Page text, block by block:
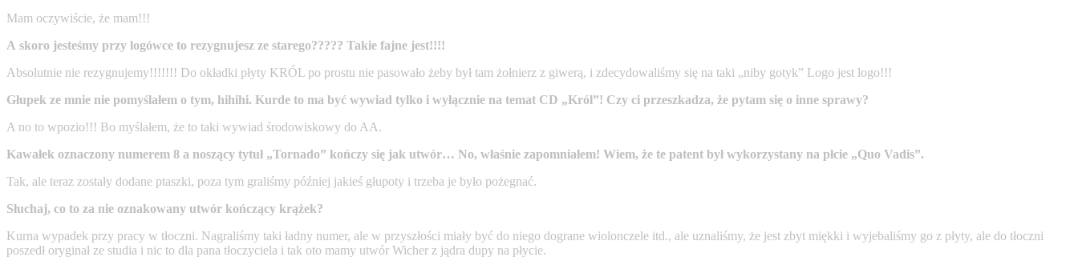
Mam oczywiście, że mam!!!
A skoro jesteśmy przy logówce to rezygnujesz ze starego????? Takie fajne jest!!!!
Absolutnie nie rezygnujemy!!!!!!! Do okładki płyty KRÓL po prostu nie pasowało żeby był tam żołnierz z giwerą, i zdecydowaliśmy się na taki „niby gotyk” Logo jest logo!!!
Głupek ze mnie nie pomyślałem o tym, hihihi. Kurde to ma być wywiad tylko i wyłącznie na temat CD „Król”! Czy ci przeszkadza, że pytam się o inne sprawy?
A no to wpozio!!! Bo myślałem, że to taki wywiad środowiskowy do AA.
Kawałek oznaczony numerem 8 a noszący tytuł „Tornado” kończy się jak utwór… No, właśnie zapomniałem! Wiem, że te patent był wykorzystany na płcie „Quo Vadis”.
Tak, ale teraz zostały dodane ptaszki, poza tym graliśmy później jakieś głupoty i trzeba je było pożegnać.
Słuchaj, co to za nie oznakowany utwór kończący krążek?
Kurna wypadek przy pracy w tłoczni. Nagraliśmy taki ładny numer, ale w przyszłości miały być do niego dograne wiolonczele itd., ale uznaliśmy, że jest zbyt miękki i wyjebaliśmy go z płyty, ale do tłoczni
poszedł oryginał ze studia i nic to dla pana tłoczyciela i tak oto mamy utwór Wicher z jądra dupy na płycie.